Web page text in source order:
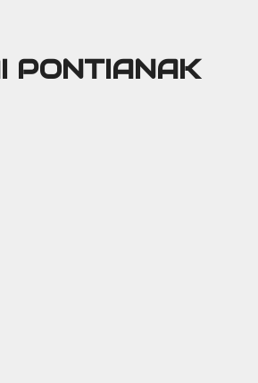
PONTIANAK